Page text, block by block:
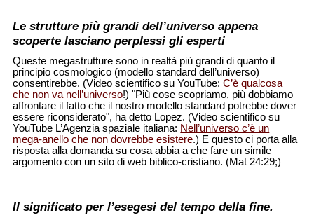
Le strutture più grandi dell’universo appena
scoperte lasciano perplessi gli esperti
Queste megastrutture sono in realtà più grandi di quanto il
principio cosmologico (modello standard dell’universo)
consentirebbe. (Video scientifico su YouTube:C’è qualcosa
che non va nell’universo!) "Più cose scopriamo, più dobbiamo
affrontare il fatto che il nostro modello standard potrebbe dover
essere riconsiderato", ha detto Lopez. (Video scientifico su
YouTube L’Agenzia spaziale italiana: Nell’universo c’è un
mega-anello che non dovrebbe esistere.) E questo ci porta alla
risposta alla domanda su cosa abbia a che fare un simile
argomento con un sito di web biblico-cristiano. (Mat 24:29;)
Il significato per l’esegesi del tempo della fine.